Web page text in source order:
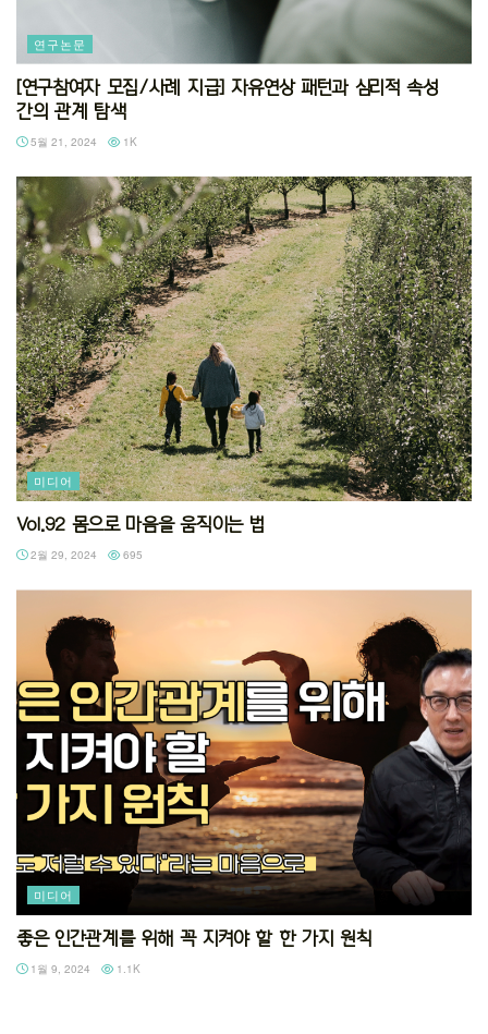
연구논문
[연구참여자 모집/사례 지급] 자유연상 패턴과 심리적 속성
간의 관계 탐색
5월 21, 2024 1K
미디어
Vol.92 몸으로 마음을 움직이는 법
2월 29, 2024 695
미디어
좋은 인간관계를 위해 꼭 지켜야 할 한 가지 원칙
1월 9, 2024 1.1K